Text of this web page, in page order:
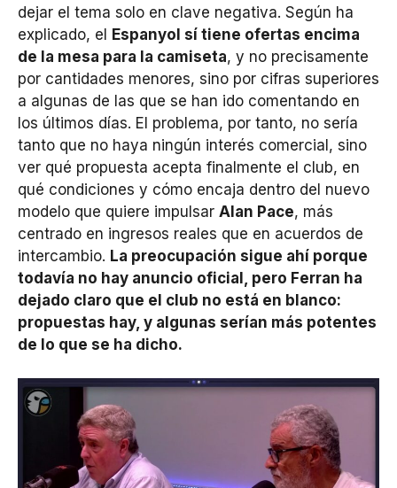
dejar el tema solo en clave negativa. Según ha
explicado, el Espanyol sí tiene ofertas encima
de la mesa para la camiseta, y no precisamente
por cantidades menores, sino por cifras superiores
a algunas de las que se han ido comentando en
los últimos días. El problema, por tanto, no sería
tanto que no haya ningún interés comercial, sino
ver qué propuesta acepta finalmente el club, en
qué condiciones y cómo encaja dentro del nuevo
modelo que quiere impulsar Alan Pace, más
centrado en ingresos reales que en acuerdos de
intercambio. La preocupación sigue ahí porque
todavía no hay anuncio oficial, pero Ferran ha
dejado claro que el club no está en blanco:
propuestas hay, y algunas serían más potentes
de lo que se ha dicho.